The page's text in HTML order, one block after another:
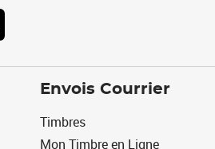
Envois Courrier
Timbres
Mon Timbre en Ligne